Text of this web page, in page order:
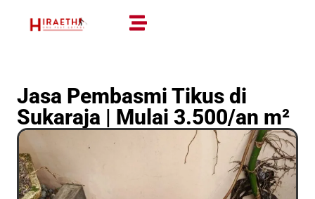
Jasa Pembasmi Tikus di
Sukaraja | Mulai 3.500/an m²